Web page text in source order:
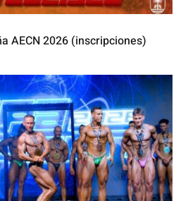
AECN 2026 (inscripciones)